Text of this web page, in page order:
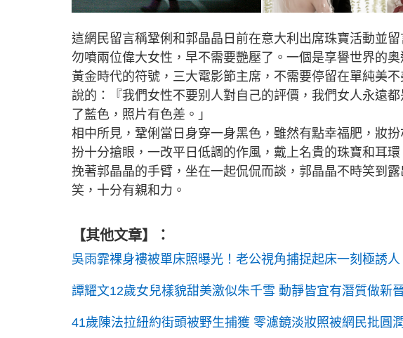
這網民留言稱鞏俐和郭晶晶日前在意大利出席珠寶活動並
勿噴兩位偉大女性，早不需要艷壓了。一個是享譽世界的
黃金時代的符號，三大電影節主席，不需要停留在單純美
說的：『我們女性不要别人對自己的評價，我們女人永遠
了藍色，照片有色差。」
相中所見，鞏俐當日身穿一身黑色，雖然有點幸福肥，妝
扮十分搶眼，一改平日低調的作風，戴上名貴的珠寶和耳
挽著郭晶晶的手臂，坐在一起侃侃而談，郭晶晶不時笑到
笑，十分有親和力。
【其他文章】：
吳雨霏裸身褸被單床照曝光！老公視角捕捉起床一刻極誘
譚耀文12歲女兒樣貌甜美激似朱千雪 動靜皆宜有潛質做新
41歲陳法拉紐約街頭被野生捕獲 零濾鏡淡妝照被網民批圓